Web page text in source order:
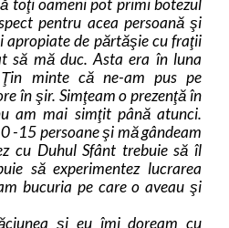
toţi oameni pot primi botezul
pentru acea persoană şi
apropiate de părtăşie cu fraţii
să mă duc. Asta era în luna
minte că ne-am pus pe
în şir. Simţeam o prezenţă în
am mai simţit până atunci.
-15 persoane şi mă gândeam
cu Duhul Sfânt trebuie să îl
să experimentez lucrarea
bucuria pe care o aveau şi
şi eu îmi doream cu